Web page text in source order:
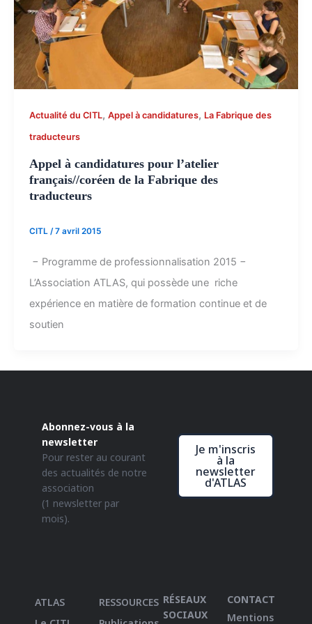
Actualité du CITL, Appel à candidatures, La Fabrique des
traducteurs
Appel à candidatures pour l’atelier
français//coréen de la Fabrique des
traducteurs
CITL /7 avril 2015
− Programme de professionnalisation 2015 −
L’Association ATLAS, qui possède une riche
expérience en matière de formation continue et de
soutien
Abonnez-vous à la
newsletter
Pour rester au courant
des actualités de notre
association
(1 newsletter par
mois).
Je m'inscris
à la
newsletter
d'ATLAS
ATLAS
RESSOURCES RÉSEAUX
SOCIAUX
CONTACT
Mentions